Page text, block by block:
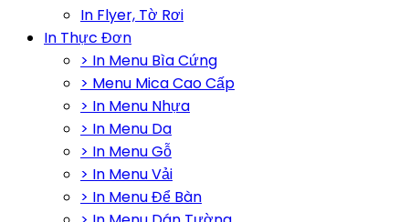
In Flyer, Tờ Rơi
In Thực Đơn
> In Menu Bìa Cứng
> Menu Mica Cao Cấp
> In Menu Nhựa
> In Menu Da
> In Menu Gỗ
> In Menu Vải
> In Menu Để Bàn